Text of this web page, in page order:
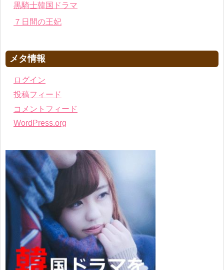
黒騎士韓国ドラマ
７日間の王妃
メタ情報
ログイン
投稿フィード
コメントフィード
WordPress.org